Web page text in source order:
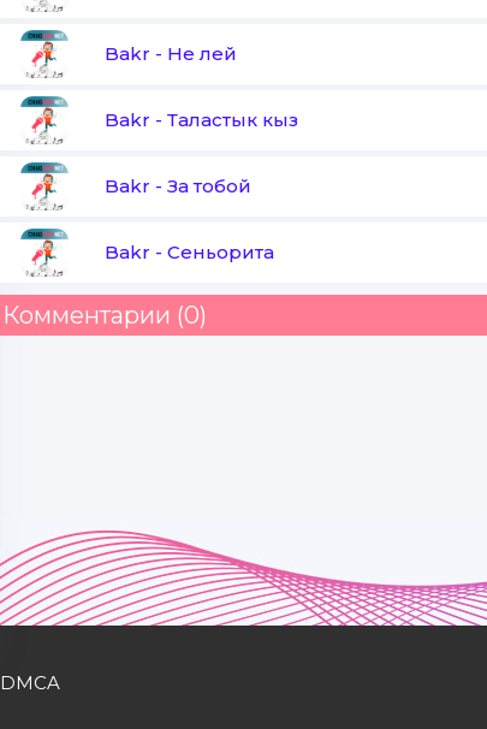
Bakr - Не лей
Bakr - Таластык кыз
Bakr - За тобой
Bakr - Сеньорита
Комментарии (0)
DMCA